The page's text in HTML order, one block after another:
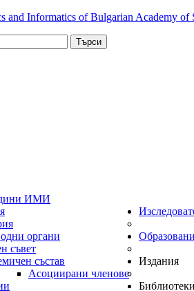
Търси
ИМИ
органи
съвет
състав
Асоциирани членове
Издания